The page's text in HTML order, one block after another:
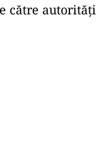
către